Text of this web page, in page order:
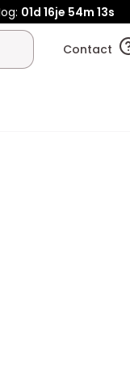
01d 16je 54m 12s
Contact